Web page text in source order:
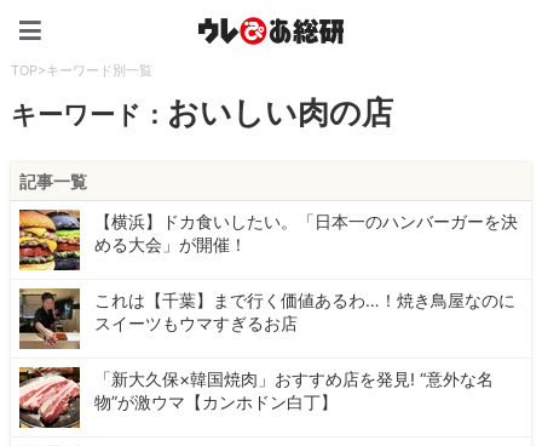
TOP>キーワード別一覧
キーワード： おいしい肉の店
記事一覧
【横浜】ドカ食いしたい。「日本一のハンバーガーを決
める大会」が開催！
これは【千葉】まで行く価値あるわ…！焼き鳥屋なのに
スイーツもウマすぎるお店
「新大久保×韓国焼肉」おすすめ店を発見! “意外な名
物”が激ウマ【カンホドン白丁】